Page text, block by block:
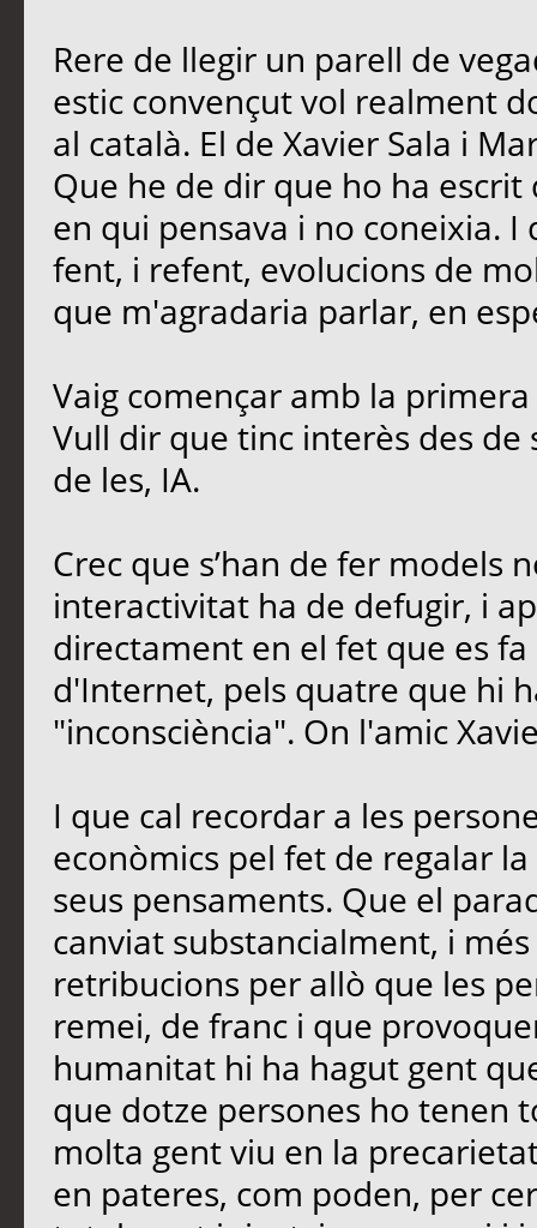
Rere de llegir un parell de
estic convençut vol realment
al català. El de Xavier Sala i
Que he de dir que ho ha
en qui pensava i no coneixia.
fent, i refent, evolucions de
que m'agradaria parlar, en
Vaig començar amb la
Vull dir que tinc interès des
de les, IA.
Crec que s’han de fer models
interactivitat ha de defugir, i
directament en el fet que es
d'Internet, pels quatre que hi
"inconsciència". On l'amic
I que cal recordar a les
econòmics pel fet de regalar
seus pensaments. Que el
canviat substancialment, i
retribucions per allò que les
remei, de franc i que
humanitat hi ha hagut gent
que dotze persones ho tenen
molta gent viu en la
en pateres, com poden, per